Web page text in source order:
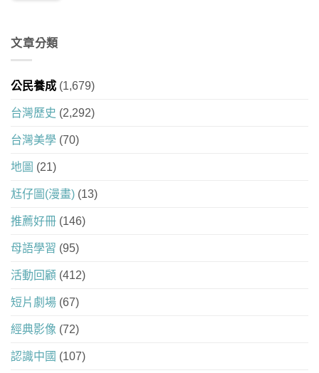
文章分類
公民養成 (1,679)
台灣歷史 (2,292)
台灣美學 (70)
地圖 (21)
尪仔圖(漫畫) (13)
推薦好冊 (146)
母語學習 (95)
活動回顧 (412)
短片劇場 (67)
經典影像 (72)
認識中國 (107)